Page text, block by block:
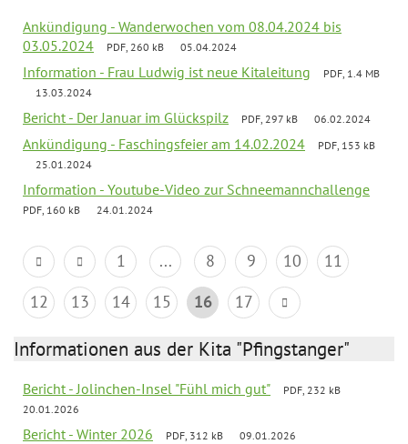
Ankündigung - Wanderwochen vom 08.04.2024 bis
03.05.2024
PDF, 260 kB 05.04.2024
Information - Frau Ludwig ist neue Kitaleitung
PDF, 1.4 MB
13.03.2024
Bericht - Der Januar im Glückspilz PDF, 297 kB 06.02.2024
Ankündigung - Faschingsfeier am 14.02.2024
PDF, 153 kB
25.01.2024
Information - Youtube-Video zur Schneemannchallenge
PDF, 160 kB 24.01.2024
1 ... 8 9 10
11
12
13 14 15 16 17
Informationen aus der Kita "Pfingstanger"
Bericht - Jolinchen-Insel "Fühl mich gut"
PDF, 232 kB
20.01.2026
Bericht - Winter 2026 PDF, 312 kB 09.01.2026